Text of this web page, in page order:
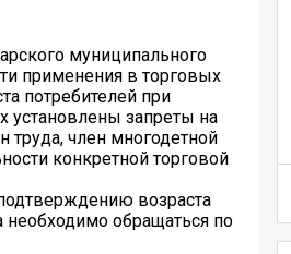
муниципального
применения в торговых
потребителей при
установлены запреты на
труда, член многодетной
конкретной торговой
возраста
обращаться по